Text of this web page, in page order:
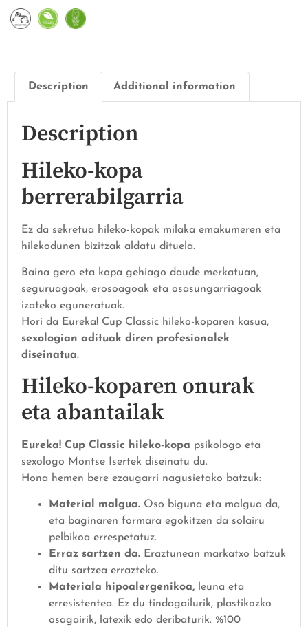
Description Additional information
Description
Hileko-kopa
berrerabilgarria
Ez da sekretua hileko-kopak milaka emakumeren eta
hilekodunen bizitzak aldatu dituela.
Baina gero eta kopa gehiago daude merkatuan,
seguruagoak, erosoagoak eta osasungarriagoak
izateko eguneratuak.
Hori da Eureka! Cup Classic hileko-koparen kasua,
sexologian adituak diren profesionalek
diseinatua.
Hileko-koparen onurak
eta abantailak
Eureka! Cup Classic hileko-kopa psikologo eta
sexologo Montse Isertek diseinatu du.
Hona hemen bere ezaugarri nagusietako batzuk:
Material malgua. Oso biguna eta malgua da,
eta baginaren formara egokitzen da solairu
pelbikoa errespetatuz.
Erraz sartzen da. Eraztunean markatxo batzuk
ditu sartzea errazteko.
Materiala hipoalergenikoa, leuna eta
erresistentea. Ez du tindagailurik, plastikozko
osagairik, latexik edo deribaturik. %100